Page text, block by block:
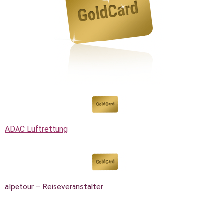
ADAC Luftrettung
alpetour – Reiseveranstalter